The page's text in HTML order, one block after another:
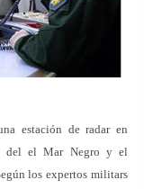
estación de radar en
del el Mar Negro y el
los expertos militars